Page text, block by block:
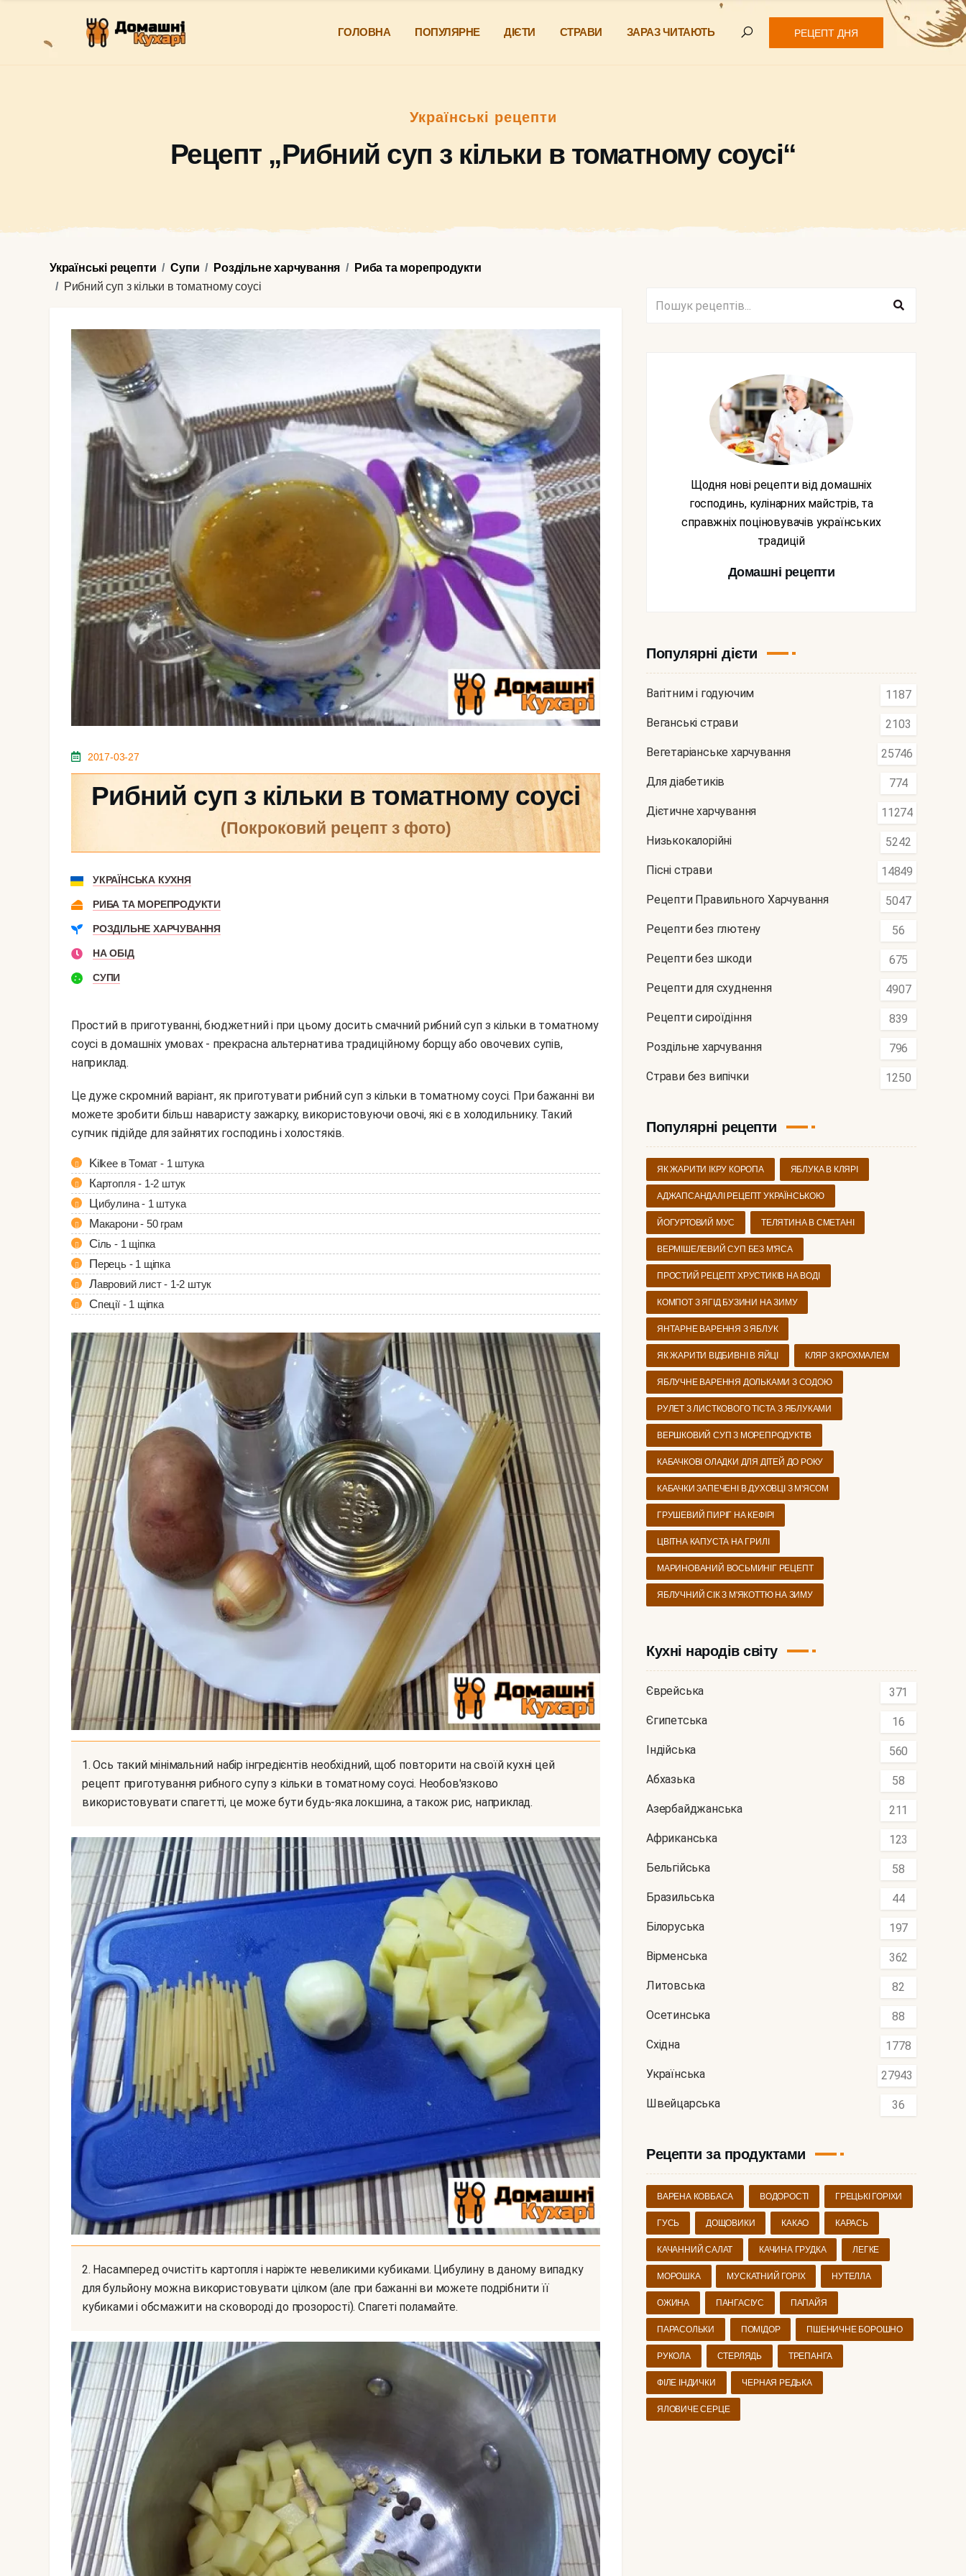
ГОЛОВНА ПОПУЛЯРНЕ ДІЄТИ СТРАВИ ЗАРАЗ ЧИТАЮТЬ РЕЦЕПТ ДНЯ
Українські рецепти
Рецепт „Рибний суп з кільки в томатному соусі“
Українські рецепти Супи Роздільне харчування
Риба та морепродукти
Рибний суп з кільки в томатному соусі
2017-03-27
Рибний суп з кільки в томатному соусі
(покроковий рецепт з фото)
УКРАЇНСЬКА КУХНЯ
РИБА ТА МОРЕПРОДУКТИ
РОЗДІЛЬНЕ ХАРЧУВАННЯ
НА ОБІД
СУПИ
Простий в приготуванні, бюджетний і при цьому досить смачний рибний суп з кільки в томатному
соусі в домашніх умовах - прекрасна альтернатива традиційному борщу або овочевих супів,
наприклад.
Це дуже скромний варіант, як приготувати рибний суп з кільки в томатному соусі. При бажанні ви
можете зробити більш наваристу зажарку, використовуючи овочі, які є в холодильнику. Такий
супчик підійде для зайнятих господинь і холостяків.
Kilkee в Томат - 1 штука
Картопля - 1-2 штук
Цибулина - 1 штука
Макарони - 50 грам
Сіль - 1 щіпка
Перець - 1 щіпка
Лавровий лист - 1-2 штук
Спеції - 1 щіпка
1. Ось такий мінімальний набір інгредієнтів необхідний, щоб повторити на своїй кухні цей
рецепт приготування рибного супу з кільки в томатному соусі. Необов'язково
використовувати спагетті, це може бути будь-яка локшина, а також рис, наприклад.
2. Насамперед очистіть картопля і наріжте невеликими кубиками. Цибулину в даному випадку
для бульйону можна використовувати цілком (але при бажанні ви можете подрібнити її
кубиками і обсмажити на сковороді до прозорості). Спагеті поламайте.
Щодня нові рецепти від домашніх
господинь, кулінарних майстрів, та
справжніх поціновувачів українських
традицій
Домашні рецепти
Популярні дієти
Вагітним і годуючим 1187
Веганські страви 2103
Вегетаріанське харчування 25746
Для діабетиків 774
Дієтичне харчування 11274
Низькокалорійні 5242
Пісні страви 14849
Рецепти Правильного Харчування 5047
Рецепти без глютену 56
Рецепти без шкоди 675
Рецепти для схуднення 4907
Рецепти сироїдіння 839
Роздільне харчування 796
Страви без випічки 1250
Популярні рецепти
ЯК ЖАРИТИ ІКРУ КОРОПА ЯБЛУКА В КЛЯРІ
АДЖАПСАНДАЛІ РЕЦЕПТ УКРАЇНСЬКОЮ
ЙОГУРТОВИЙ МУС ТЕЛЯТИНА В СМЕТАНІ
ВЕРМІШЕЛЕВИЙ СУП БЕЗ М'ЯСА
ПРОСТИЙ РЕЦЕПТ ХРУСТИКІВ НА ВОДІ
КОМПОТ З ЯГІД БУЗИНИ НА ЗИМУ
ЯНТАРНЕ ВАРЕННЯ З ЯБЛУК
ЯК ЖАРИТИ ВІДБИВНІ В ЯЙЦІ КЛЯР З КРОХМАЛЕМ
ЯБЛУЧНЕ ВАРЕННЯ ДОЛЬКАМИ З СОДОЮ
РУЛЕТ З ЛИСТКОВОГО ТІСТА З ЯБЛУКАМИ
ВЕРШКОВИЙ СУП З МОРЕПРОДУКТІВ
КАБАЧКОВІ ОЛАДКИ ДЛЯ ДІТЕЙ ДО РОКУ
КАБАЧКИ ЗАПЕЧЕНІ В ДУХОВЦІ З М'ЯСОМ
ГРУШЕВИЙ ПИРІГ НА КЕФІРІ
ЦВІТНА КАПУСТА НА ГРИЛІ
МАРИНОВАНИЙ ВОСЬМИНІГ РЕЦЕПТ
ЯБЛУЧНИЙ СІК З М'ЯКОТТЮ НА ЗИМУ
Кухні народів світу
Єврейська 371
Єгипетська 16
Індійська 560
Абхазька 58
Азербайджанська 211
Африканська 123
Бельгійська 58
Бразильська 44
Білоруська 197
Вірменська 362
Литовська 82
Осетинська 88
Східна 1778
Українська 27943
Швейцарська 36
Рецепти за продуктами
ВАРЕНА КОВБАСА ВОДОРОСТІ ГРЕЦЬКІ ГОРІХИ
ГУСЬ ДОЩОВИКИ КАКАО КАРАСЬ
КАЧАННИЙ САЛАТ КАЧИНА ГРУДКА ЛЕГКЕ
МОРОШКА МУСКАТНИЙ ГОРІХ НУТЕЛЛА
ОЖИНА ПАНГАСІУС ПАПАЙЯ
ПАРАСОЛЬКИ ПОМІДОР ПШЕНИЧНЕ БОРОШНО
РУКОЛА СТЕРЛЯДЬ ТРЕПАНГА
ФІЛЕ ІНДИЧКИ ЧЕРНАЯ РЕДЬКА
ЯЛОВИЧЕ СЕРЦЕ